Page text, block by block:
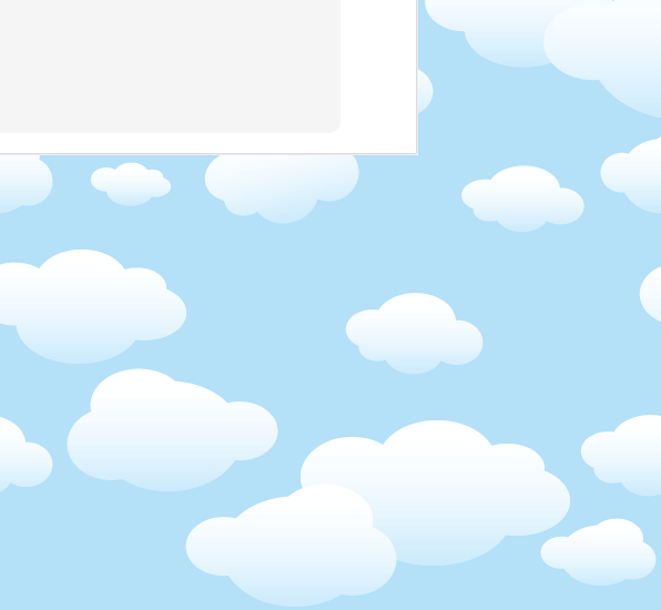
roku, kdyz jsem prestala psat. Tak si rikam,
rucne, protoze clanek nebyl dokonceny.
nebudou. Snad to nebude vadit!:)
lhát. Ale tohle bylo na začátku. Čím déle
já všechno organizovala ke spokojenosti
na podzim. Výhoda byla, že jsem se mohla z
a Fred se holkám hodně věnoval, práce byla
a mně tak ubyly děti, za které jsem měla
všechno po svém. Neměla jsem koule na
ani když začal pracovat, asi síla zvyku). Když
nebo udělala něco, co se jim nelíbilo,
rozhodnutí, ale přeci jen to vypadalo blbě,
podívat, co se stalo. Prostě jsem si připadala
autoritou jednodušší, a holky už neměly
si tím brekem bude chtít něco vynutit, já
jako hodinky. Bylo to fajn, všechny jsem je
odvézt... Fungovalo nám to krásně, a já
byla roztomilá holčička, která mě vždycky